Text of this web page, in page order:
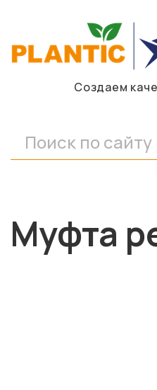
Создаем
Муфта